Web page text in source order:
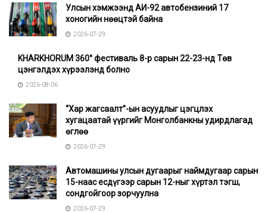
Улсын хэмжээнд АИ-92 автобензиний 17
хоногийн нөөцтэй байна
2026-07-29
KHARKHORUM 360° фестиваль 8-р сарын 22-23-нд Төв
цэнгэлдэх хүрээлэнд болно
2026-08-06
“Хар жагсаалт”-ын асуудлыг цэгцлэх
хугацаатай үүргийг Монголбанкны удирдлагад
өглөө
2026-07-29
Автомашины улсын дугаарыг наймдугаар сарын
15-наас есдүгээр сарын 12-ныг хүртэл тэгш,
сондгойгоор зорчуулна
2026-07-29